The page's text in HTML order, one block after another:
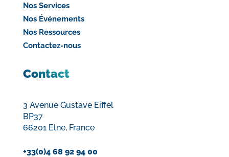
Nos Services
Nos Événements
Nos Ressources
Contactez-nous
Contact
3 Avenue Gustave Eiffel
BP37
66201 Elne, France
+33(0)4 68 92 94 00